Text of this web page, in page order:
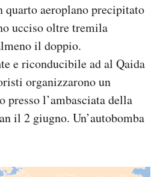
aeroplano precipitato
ucciso oltre tremila
il doppio.
e riconducibile ad al Qaida
organizzarono un
presso l’ambasciata della
il 2 giugno. Un’autobomba